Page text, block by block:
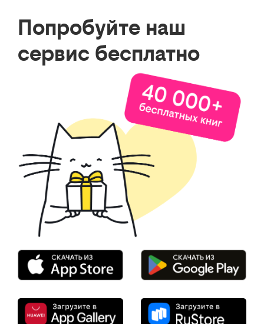
Попробуйте наш
сервис бесплатно